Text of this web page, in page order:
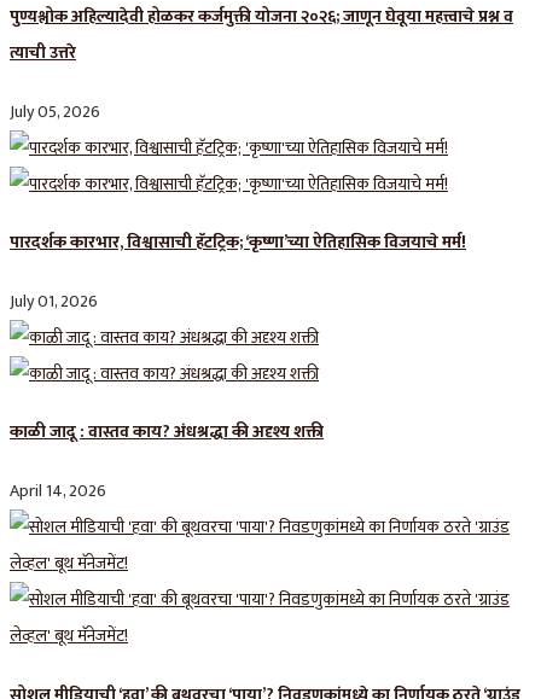
पुण्यश्लोक अहिल्यादेवी होळकर कर्जमुक्ती योजना २०२६; जाणून घेवूया महत्त्वाचे प्रश्न व
त्याची उत्तरे
July 05, 2026
पारदर्शक कारभार, विश्वासाची हॅटट्रिक; ‘कृष्णा’च्या ऐतिहासिक विजयाचे मर्म!
July 01, 2026
काळी जादू : वास्तव काय? अंधश्रद्धा की अदृश्य शक्ती
April 14, 2026